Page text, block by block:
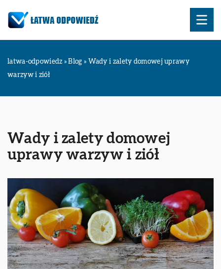
latwa-odpowiedz »Blog » Wady i zalety domowej uprawy
warzyw i ziół
Wady i zalety domowej
uprawy warzyw i ziół